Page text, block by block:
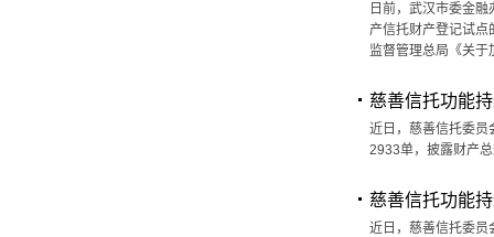
日前，武汉市委金
产信托财产登记试点
监督管理总局《关
慈善信托功能
近日，慈善信托委
2933单，披露财产
慈善信托功能
近日，慈善信托委